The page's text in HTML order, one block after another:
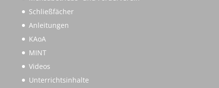
Schließfächer
Anleitungen
KAoA
MINT
Videos
Unterrichtsinhalte